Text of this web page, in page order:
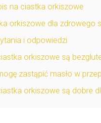
na ciastka orkiszowe
orkiszowe dla zdrowego
i odpowiedzi
orkiszowe są
zastąpić masło w
orkiszowe są dobre